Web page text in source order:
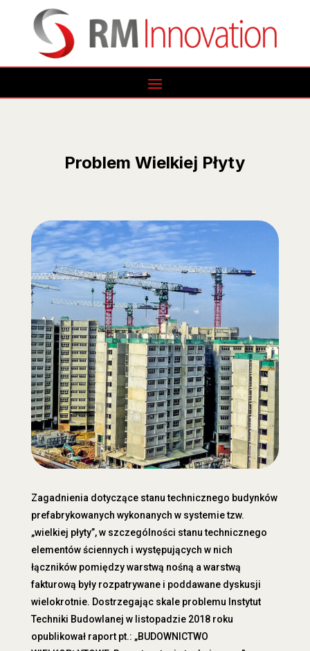
Problem Wielkiej Płyty
Zagadnienia dotyczące stanu technicznego budynków
prefabrykowanych wykonanych w systemie tzw.
„wielkiej płyty”, w szczególności stanu technicznego
elementów ściennych i występujących w nich
łączników pomiędzy warstwą nośną a warstwą
fakturową były rozpatrywane i poddawane dyskusji
wielokrotnie. Dostrzegając skale problemu Instytut
Techniki Budowlanej w listopadzie 2018 roku
opublikował raport pt.: „BUDOWNICTWO